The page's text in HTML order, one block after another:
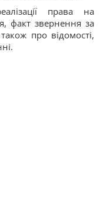
права на
факт звернення за
про відомості,